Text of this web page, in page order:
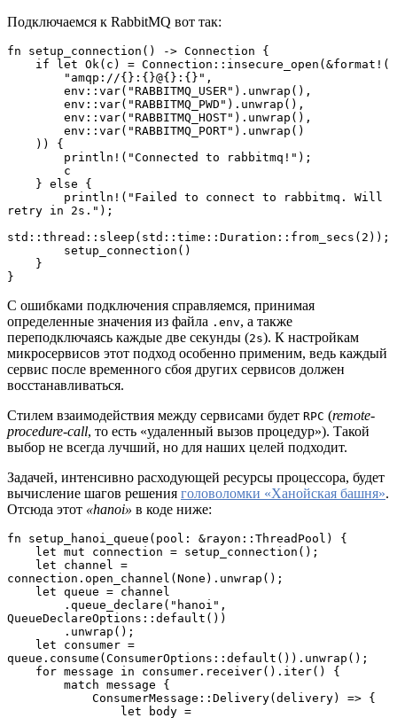
Подключаемся к RabbitMQ вот так:
fn setup_connection() -> Connection {
    if let Ok(c) = Connection::insecure_open(&format!(
        "amqp://{}:{}@{}:{}",
        env::var("RABBITMQ_USER").unwrap(),
        env::var("RABBITMQ_PWD").unwrap(),
        env::var("RABBITMQ_HOST").unwrap(),
        env::var("RABBITMQ_PORT").unwrap()
    )) {
        println!("Connected to rabbitmq!");
        c
    } else {
retry in 2s.");
std::thread::sleep(std::time::Duration::from_secs(2));
        setup_connection()
    }
}
С ошибками подключения справляемся, принимая
определенные значения из файла .env, а также
переподключаясь каждые две секунды (2s). К настройкам
микросервисов этот подход особенно применим, ведь каждый
сервис после временного сбоя других сервисов должен
восстанавливаться.
Стилем взаимодействия между сервисами будет RPC (remote-
procedure-call, то есть «удаленный вызов процедур»). Такой
выбор не всегда лучший, но для наших целей подходит.
Задачей, интенсивно расходующей ресурсы процессора, будет
вычисление шагов решения головоломки «Ханойская башня».
Отсюда этот «hanoi» в коде ниже:
fn setup_hanoi_queue(pool: &rayon::ThreadPool) {
    let mut connection = setup_connection();
connection.open_channel(None).unwrap();
    let queue = channel
QueueDeclareOptions::default())
        .unwrap();
queue.consume(ConsumerOptions::default()).unwrap();
    for message in consumer.receiver().iter() {
        match message {
            ConsumerMessage::Delivery(delivery) => {